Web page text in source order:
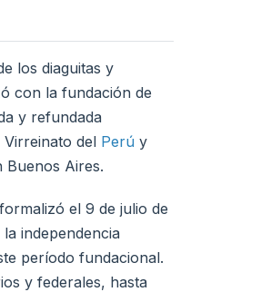
los diaguitas y
con la fundación de
y refundada
del Perú y
Buenos Aires.
el 9 de julio de
independencia
período fundacional.
y federales, hasta